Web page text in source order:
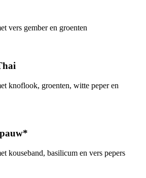
vers gember en groenten
knoflook, groenten, witte peper en
kouseband, basilicum en vers pepers